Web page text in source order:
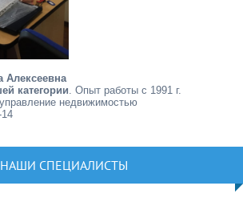
Алексеевна
категории . Опыт работы с 1991 г.
недвижимостью
НАШИ СПЕЦИАЛИСТЫ